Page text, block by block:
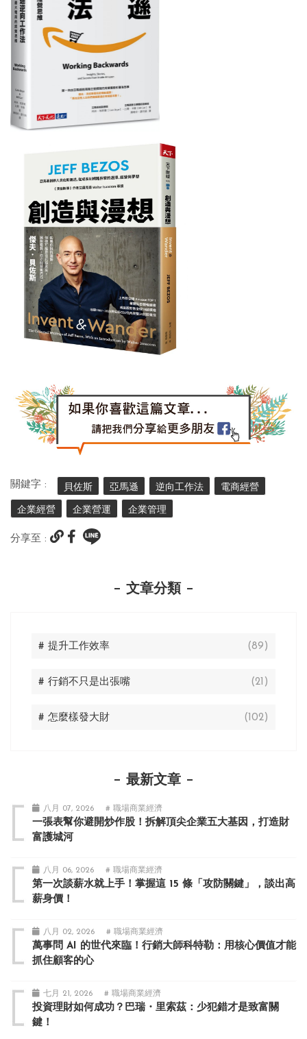
關鍵字 : 貝佐斯 亞馬遜 逆向工作法 電商經營
企業經營 企業營運 企業管理
分享至 :
文章分類
# 提升工作效率 (89)
# 行銷不只是出張嘴 (21)
# 怎麼樣發大財 (102)
最新文章
八月 07, 2026 # 職場商業經濟
一張表幫你避開炒作股！拆解頂尖企業五大基因，打造財
富護城河
八月 06, 2026 # 職場商業經濟
第一次談薪水就上手！掌握這 15 條「攻防關鍵」，談出高
薪身價！
八月 02, 2026 # 職場商業經濟
萬事問 AI 的世代來臨！行銷大師科特勒：用核心價值才能
抓住顧客的心
七月 21, 2026 # 職場商業經濟
投資理財如何成功？巴瑞・里索茲：少犯錯才是致富關
鍵！